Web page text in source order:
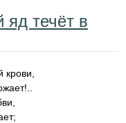
яд течёт в
крови,